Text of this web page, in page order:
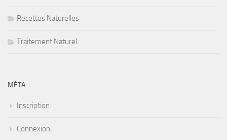
Recettes Naturelles
Traitement Naturel
MÉTA
Inscription
Connexion